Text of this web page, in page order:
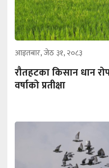
आइतबार, जेठ ३१, २०८३
रौतहटका किसान धान
वर्षाको प्रतीक्षा